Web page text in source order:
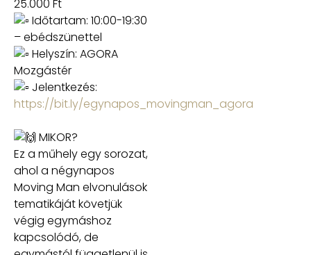
25.000 Ft
Időtartam: 10:00-19:30
– ebédszünettel
Helyszín: AGORA
Mozgástér
Jelentkezés:
https://bit.ly/egynapos_movingman_agora
MIKOR?
Ez a műhely egy sorozat,
ahol a négynapos
Moving Man elvonulások
tematikáját követjük
végig egymáshoz
kapcsolódó, de